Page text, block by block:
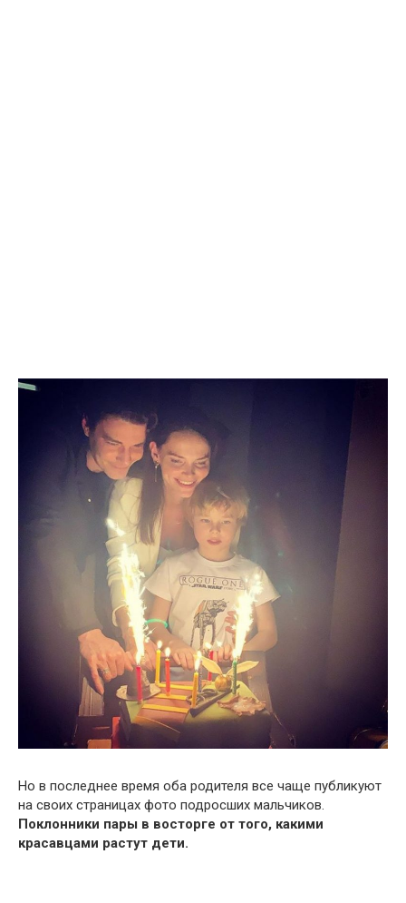
Но в последнее время оба родителя все чаще публикуют
на своих страницах фото подросших мальчиков.
Поклонники пары в восторге от того, какими
красавцами растут дети.